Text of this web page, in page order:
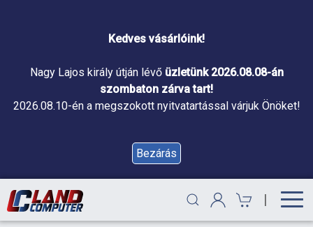
Kedves vásárlóink!
Nagy Lajos király útján lévő üzletünk 2026.08.08-án
szombaton zárva tart!
2026.08.10-én a megszokott nyitvatartással várjuk Önöket!
Bezárás
|